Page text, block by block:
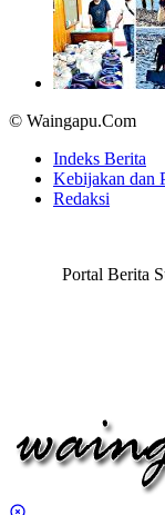
© Waingapu.Com
Indeks Berita
Kebijakan dan
Redaksi
Portal Berita